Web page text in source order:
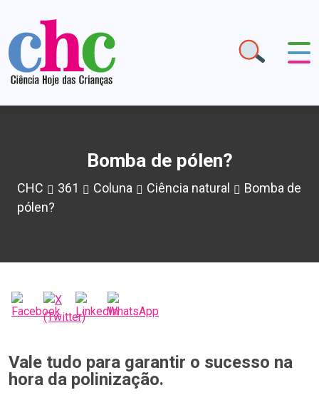
Bomba de pólen?
CHC 361 Coluna Ciência natural
Bomba de
pólen?
Vale tudo para garantir o sucesso na
hora da polinização.